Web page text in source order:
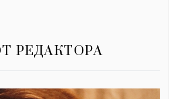
РЕДАКТОРА